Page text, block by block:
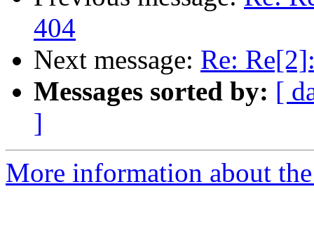
404
Next message: Re:
Messages sorted by: [
]
More information about